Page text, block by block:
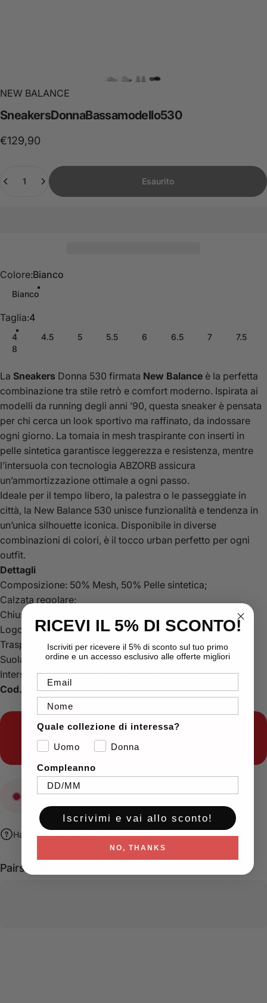
NEW BALANCE
SneakersDonnaBassamodello530
€129,90
Esaurito
Colore
Colore:Bianco
Bianco
Taglia
Taglia:4
4 4.5 5 5.5 6 6.5 7
7.5
8
La Sneakers Donna 530 firmata New Balance è la perfetta
combinazione tra stile retrò e comfort moderno. Ispirata ai
modelli da running degli anni ’90, questa sneaker è pensata
per chi cerca un look sportivo ma raffinato, da indossare
ogni giorno. La tomaia in mesh traspirante con inserti in
pelle sintetica garantisce leggerezza e resistenza, mentre
l’intersuola con tecnologia ABZORB assicura
un’ammortizzazione ottimale a ogni passo.
Ideale per il tempo libero, la palestra o le passeggiate in
città, la New Balance 530 unisce funzionalità e tendenza in
un’unica silhouette iconica. Disponibile in diverse
combinazioni di colori, è il tocco urban perfetto per ogni
outfit.
Dettagli
Composizione: 50% Mesh, 50% Pelle sintetica;
Calzata regolare;
Chiusura frontale con lacci;
Logo laterale;
Traspirante;
Suola in gomma resistente per una trazione duratura;
Intersuola con tecnologia ABZORB per massimo comfort.
Cod. U530F
Indecisione sugli acquisti?
Ordina le nostre
Esaurito
Hai bisogno di aiuto?
Pairs well with
RICEVI IL 5% DI SCONTO!
Iscriviti per ricevere il 5% di sconto sul tuo primo
ordine e un accesso esclusivo alle offerte migliori
Email
Nome
Quale collezione di interessa?
Uomo
Donna
Compleanno
Iscrivimi e vai allo sconto!
NO, THANKS